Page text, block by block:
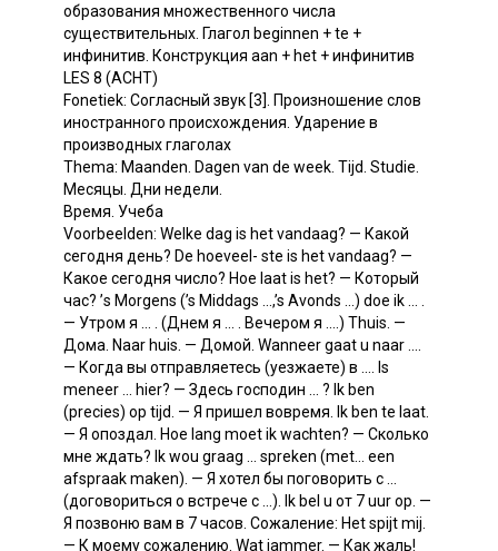
образования множественного числа
существительных. Глагол beginnen + te +
инфинитив. Конструкция aan + het + инфинитив
LES 8 (АСНТ)
Fonetiek: Согласный звук [3]. Произношение слов
иностранного происхождения. Ударение в
производных глаголах
Thema: Maanden. Dagen van de week. Tijd. Studie.
Месяцы. Дни недели.
Время. Учеба
Voorbeelden: Welke dag is het vandaag? — Какой
сегодня день? De hoeveel- ste is het vandaag? —
Какое сегодня число? Hoe laat is het? — Который
час? ’s Morgens (’s Middags ...,’s Avonds ...) doe ik ... .
— Утром я ... . (Днем я ... . Вечером я ....) Thuis. —
Дома. Naar huis. — Домой. Wanneer gaat u naar ....
— Когда вы отправляетесь (уезжаете) в .... Is
meneer ... hier? — Здесь господин ... ? Ik ben
(precies) op tijd. — Я пришел вовремя. Ik ben te laat.
— Я опоздал. Hoe lang moet ik wachten? — Сколько
мне ждать? Ik wou graag ... spreken (met... een
afspraak maken). — Я хотел бы поговорить с ...
(договориться о встрече с ...). Ik bel u от 7 uur op. —
Я позвоню вам в 7 часов. Сожаление: Het spijt mij.
— К моему сожалению. Wat jammer. — Как жаль!